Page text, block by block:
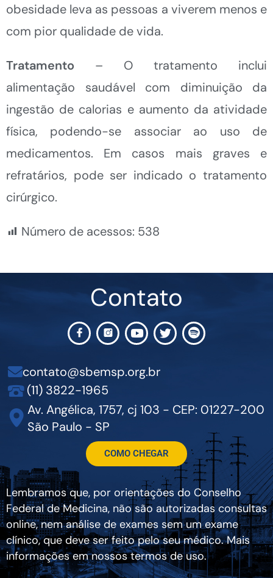
obesidade leva as pessoas a viverem menos e
com pior qualidade de vida.
Tratamento – O tratamento inclui
alimentação saudável com diminuição da
ingestão de calorias e aumento da atividade
física, podendo-se associar ao uso de
medicamentos. Em casos mais graves e
refratários, pode ser indicado o tratamento
cirúrgico.
Número de acessos: 538
Contato
contato@sbemsp.org.br
(11) 3822-1965
Av. Angélica, 1757, cj 103 - CEP: 01227-200
São Paulo - SP
COMO CHEGAR
Lembramos que, por orientações do Conselho
Federal de Medicina, não são autorizadas consultas
online, nem análise de exames sem um exame
clínico, que deve ser feito pelo seu médico. Mais
informações em nossos termos de uso.